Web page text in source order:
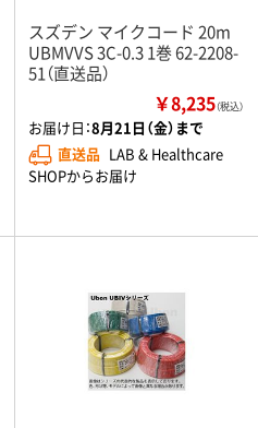
スズデン マイクコード 20m
UBMVVS 3C-0.3 1巻 62-2208-
51（直送品）
￥8,235（税込）
お届け日：8月21日（金）まで
直送品 LAB & Healthcare
SHOPからお届け